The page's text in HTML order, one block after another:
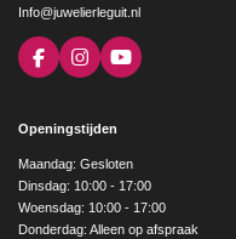
Info@juwelierleguit.nl
F
a
b
o
k
I
n
a
g
r
a
m
Y
o
e
Openingstijden
Maandag: Gesloten
Dinsdag: 10:00 - 17:00
Woensdag: 10:00 - 17:00
Donderdag: Alleen op afspraak